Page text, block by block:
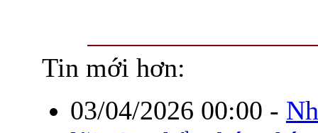
Tin mới hơn:
03/04/2026 00:00 -